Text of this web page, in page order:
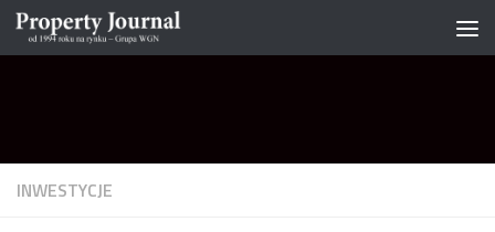
Skip to content
INWESTYCJE